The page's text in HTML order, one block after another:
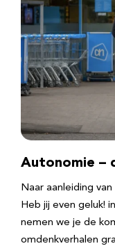
Autonomie –
Naar aanleiding
Heb jij even geluk!
nemen we je de
omdenkverhalen